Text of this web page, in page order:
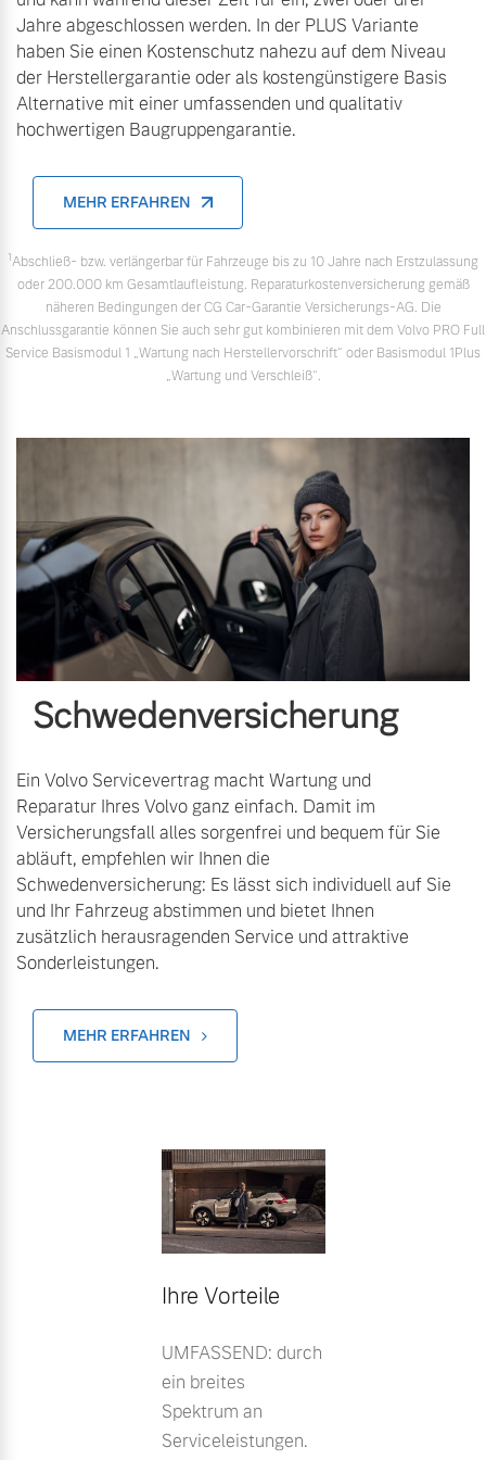
Mehr erfahren
Finanzierung & Leasing
Versicherung
Jahre abgeschlossen werden. In der PLUS Variante
haben Sie einen Kostenschutz nahezu auf dem Niveau
der Herstellergarantie oder als kostengünstigere Basis
Alternative mit einer umfassenden und qualitativ
hochwertigen Baugruppengarantie.
MEHR ERFAHREN
1Abschließ- bzw. verlängerbar für Fahrzeuge bis zu 10 Jahre nach Erstzulassung
oder 200.000 km Gesamtlaufleistung. Reparaturkostenversicherung gemäß
näheren Bedingungen der CG Car-Garantie Versicherungs-AG. Die
Anschlussgarantie können Sie auch sehr gut kombinieren mit dem Volvo PRO Full
Service Basismodul 1 „Wartung nach Herstellervorschrift“ oder Basismodul 1Plus
„Wartung und Verschleiß“.
Schwedenversicherung
Ein Volvo Servicevertrag macht Wartung und
Reparatur Ihres Volvo ganz einfach. Damit im
Versicherungsfall alles sorgenfrei und bequem für Sie
abläuft, empfehlen wir Ihnen die
Schwedenversicherung: Es lässt sich individuell auf Sie
und Ihr Fahrzeug abstimmen und bietet Ihnen
zusätzlich herausragenden Service und attraktive
Sonderleistungen.
MEHR ERFAHREN
Ihre Vorteile
UMFASSEND: durch
ein breites
Spektrum an
Serviceleistungen.